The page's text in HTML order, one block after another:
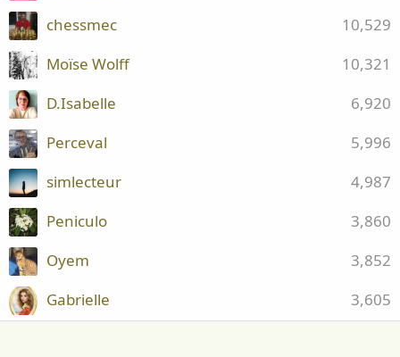
10,529
chessmec
10,321
Moïse Wolff
6,920
D.Isabelle
5,996
Perceval
4,987
simlecteur
3,860
Peniculo
3,852
Oyem
3,605
Gabrielle